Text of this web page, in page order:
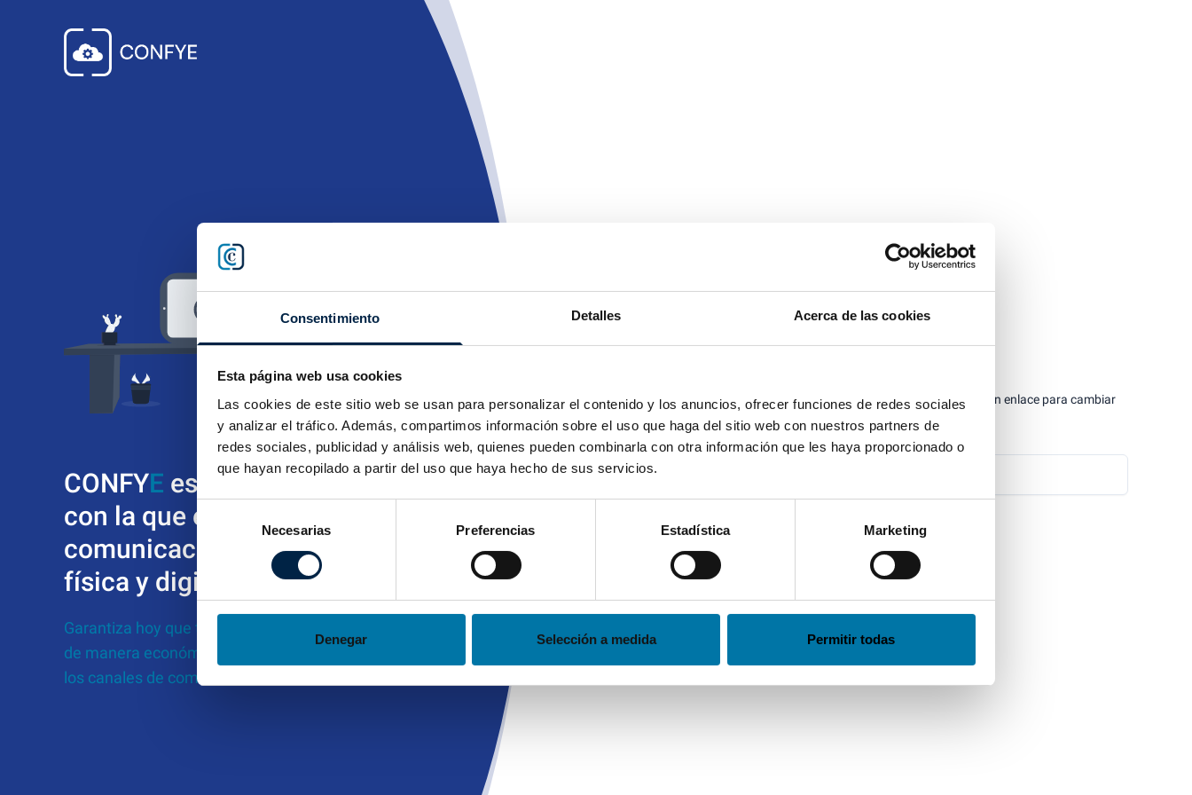
Consentimiento Detalles Acerca de las cookies
Esta página web usa cookies
Las cookies de este sitio web se usan para personalizar el contenido y los anuncios, ofrecer funciones de redes sociales
y analizar el tráfico. Además, compartimos información sobre el uso que haga del sitio web con nuestros partners de
redes sociales, publicidad y análisis web, quienes pueden combinarla con otra información que les haya proporcionado o
que hayan recopilado a partir del uso que haya hecho de sus servicios.
Selección
de
consentimiento
Necesarias Preferencias Estadística Marketing
Denegar Selección a medida Permitir todas
CONFYE es la plataforma segura
con la que enviar tus
comunicaciones certificadas
física y digitalmente
Garantiza hoy que tus mensajes y archivos son recibidos
de manera económica y sencilla eligiendo o combinando
los canales de comunicación
Por favor introduce tu correo electrónico y te enviaremos un enlace para cambiar